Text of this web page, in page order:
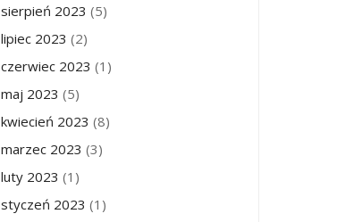
sierpień 2023 (5)
lipiec 2023 (2)
czerwiec 2023 (1)
maj 2023 (5)
kwiecień 2023 (8)
marzec 2023 (3)
luty 2023 (1)
styczeń 2023 (1)